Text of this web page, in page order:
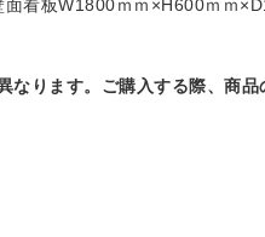
看板W1800ｍｍ×H600ｍｍ
なります。ご購入する際、商